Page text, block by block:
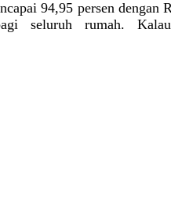
94,95 persen
seluruh rumah.